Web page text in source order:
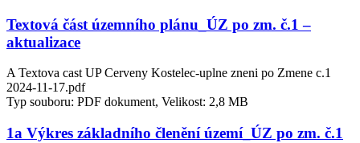
Textová část územního plánu_ÚZ po zm. č.1 –
aktualizace
A Textova cast UP Cerveny Kostelec-uplne zneni po Zmene c.1
2024-11-17.pdf
Typ souboru: PDF dokument, Velikost: 2,8 MB
1a Výkres základního členění území_ÚZ po zm. č.1